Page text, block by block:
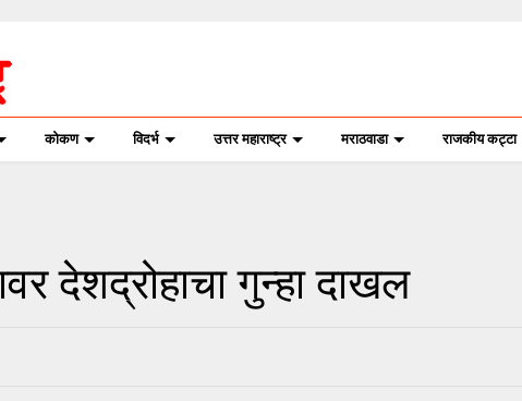
कोकण विदर्भ उत्तर महाराष्ट्र मराठवाडा राजकीय कट्टा
देशद्रोहाचा गुन्हा दाखल